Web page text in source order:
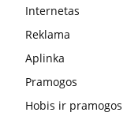
Internetas
Reklama
Aplinka
Pramogos
Hobis ir pramogos